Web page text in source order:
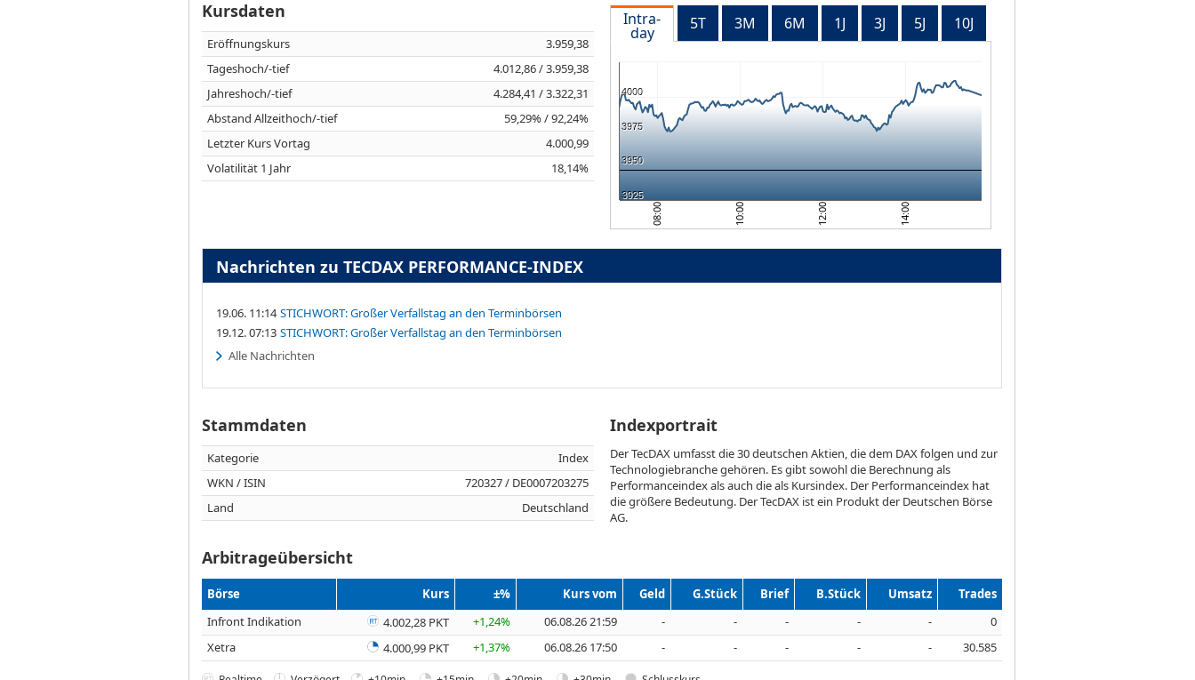
Kursdaten
Eröffnungskurs
3.959,38
Tageshoch/-tief
4.012,86 / 3.959,38
Jahreshoch/-tief
4.284,41 / 3.322,31
Abstand Allzeithoch/-tief
59,29% / 92,24%
Letzter Kurs Vortag
4.000,99
Volatilität 1 Jahr
18,14%
Intra-
day 5T 3M 6M 1J 3J 5J 10J
08:00 10:00 12:00 14:00
3925
3950
3975
4000
Nachrichten zu TECDAX PERFORMANCE-INDEX
19.06. 11:14 STICHWORT: Großer Verfallstag an den Terminbörsen
19.12. 07:13 STICHWORT: Großer Verfallstag an den Terminbörsen
Alle Nachrichten
Stammdaten
Kategorie
Index
WKN / ISIN
720327 / DE0007203275
Land
Deutschland
Indexportrait
Der TecDAX umfasst die 30 deutschen Aktien, die dem DAX folgen und zur
Technologiebranche gehören. Es gibt sowohl die Berechnung als
Performanceindex als auch die als Kursindex. Der Performanceindex hat
die größere Bedeutung. Der TecDAX ist ein Produkt der Deutschen Börse
AG.
Arbitrageübersicht
Börse Kurs ±% Kurs vom Geld G.Stück Brief B.Stück Umsatz
Trades
Infront Indikation
4.002,28 PKT +1,24% 06.08.26 21:59 - - - - -
0
Xetra
4.000,99 PKT +1,37% 06.08.26 17:50 - - - - - 30.585